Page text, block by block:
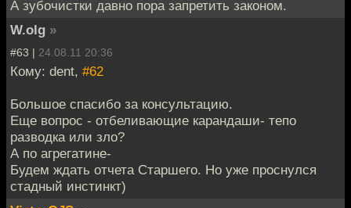
А зубочистки давно пора запретить законом.
W.olg »
#63 | 24.08.11 20:36
Кому: dent, #62
Большое спасибо за консультацию.
Еще вопрос - отбеливающие карандаши- тепо
разводка или зло?
А по агрегатине-
Будем ждать отчета Старшего. Но уже проснулся
стадный инстинкт)